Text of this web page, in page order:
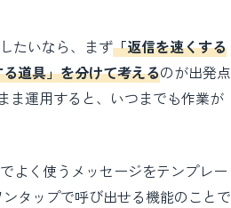
たいなら、まず「返信を速くする
道具」を分けて考えるのが出発点
ま運用すると、いつまでも作業が
よく使うメッセージをテンプレー
タップで呼び出せる機能のことで